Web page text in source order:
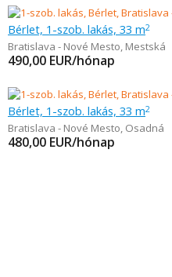
Bérlet, 1-szob. lakás, 33 m2
Bratislava - Nové Mesto, Mestská
490,00 EUR/hónap
Bérlet, 1-szob. lakás, 33 m2
Bratislava - Nové Mesto, Osadná
480,00 EUR/hónap